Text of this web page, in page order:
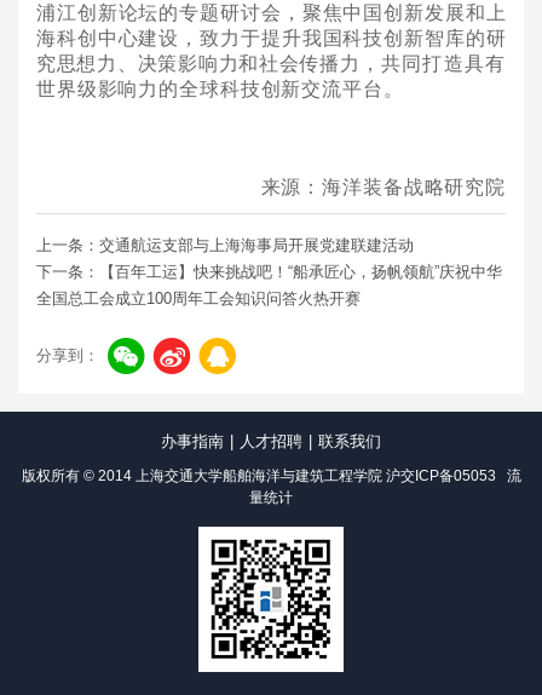
浦江创新论坛的专题研讨会，聚焦中国创新发展和上
海科创中心建设，致力于提升我国科技创新智库的研
究思想力、决策影响力和社会传播力 ，共同打造具有
世界级影响力的全球科技创新交流平台。
来源：海洋装备战略研究院
上一条：交通航运支部与上海海事局开展党建联建活动
下一条：【百年工运】快来挑战吧！“船承匠心，扬帆领航”庆祝中华
全国总工会成立100周年工会知识问答火热开赛
分享到：
办事指南 人才招聘 联系我们
版权所有 © 2014 上海交通大学船舶海洋与建筑工程学院 沪交ICP备05053
流
量统计